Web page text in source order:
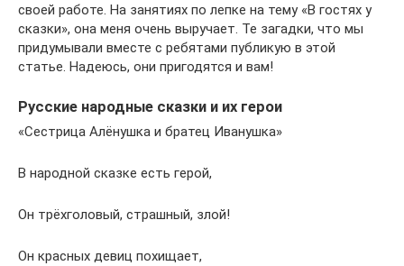
своей работе. На занятиях по лепке на тему «В гостях у
сказки», она меня очень выручает. Те загадки, что мы
придумывали вместе с ребятами публикую в этой
статье. Надеюсь, они пригодятся и вам!
Русские народные сказки и их герои
«Сестрица Алёнушка и братец Иванушка»
В народной сказке есть герой,
Он трёхголовый, страшный, злой!
Он красных девиц похищает,